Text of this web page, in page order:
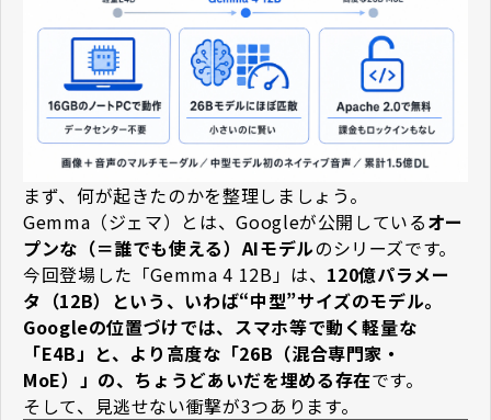
まず、何が起きたのかを整理しましょう。
Gemma（ジェマ）とは、Googleが公開しているオー
プンな（＝誰でも使える）AIモデルのシリーズです。
今回登場した「Gemma 4 12B」は、 120億パラメー
タ（12B）という、いわば“中型”サイズのモデル。
Googleの位置づけでは、スマホ等で動く軽量な
「E4B」と、より高度な「26B（混合専門家・
MoE）」の、ちょうどあいだを埋める存在です。
そして、見逃せない衝撃が3つあります。